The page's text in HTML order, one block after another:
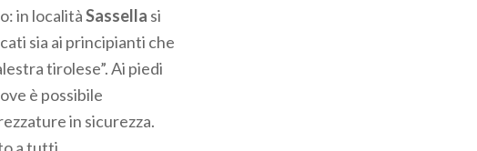
in localitàSassella si
sia ai principianti che
tirolese”. Ai piedi
è possibile
in sicurezza.
a tutti.